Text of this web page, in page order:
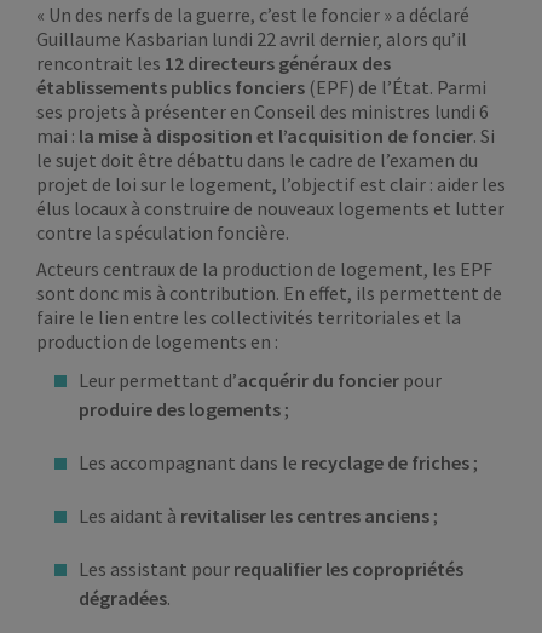
« Un des nerfs de la guerre, c’est le foncier » a déclaré
Guillaume Kasbarian lundi 22 avril dernier, alors qu’il
rencontrait les 12 directeurs généraux des
établissements publics fonciers (EPF) de l’État. Parmi
ses projets à présenter en Conseil des ministres lundi 6
mai : la mise à disposition et l’acquisition de foncier. Si
le sujet doit être débattu dans le cadre de l’examen du
projet de loi sur le logement, l’objectif est clair : aider les
élus locaux à construire de nouveaux logements et lutter
contre la spéculation foncière.
Acteurs centraux de la production de logement, les EPF
sont donc mis à contribution. En effet, ils permettent de
faire le lien entre les collectivités territoriales et la
production de logements en :
Leur permettant d’acquérir du foncier pour
produire des logements ;
Les accompagnant dans le recyclage de friches ;
Les aidant à revitaliser les centres anciens ;
Les assistant pour requalifier les copropriétés
dégradées.